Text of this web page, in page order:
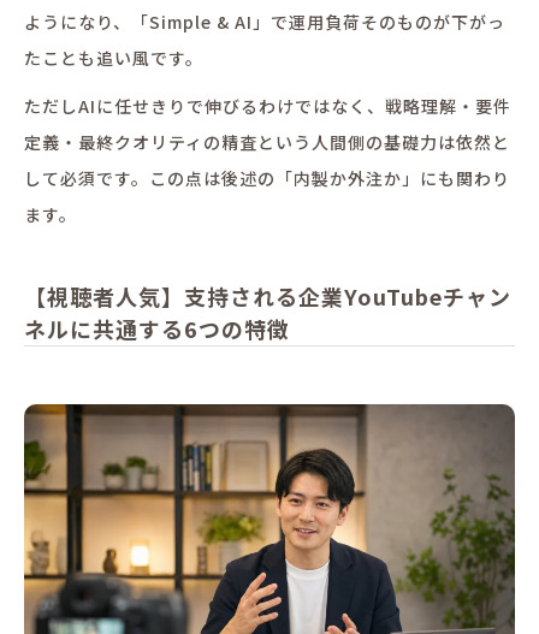
ようになり、「Simple & AI」で運用負荷そのものが下がっ
たことも追い風です。
ただしAIに任せきりで伸びるわけではなく、戦略理解・要件
定義・最終クオリティの精査という人間側の基礎力は依然と
して必須です。この点は後述の「内製か外注か」にも関わり
ます。
【視聴者人気】支持される企業YouTubeチャン
ネルに共通する6つの特徴